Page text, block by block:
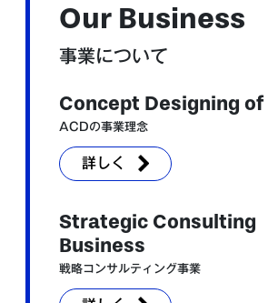
Our Business
事業について
Concept Designing of
ACDの事業理念
詳しく
Strategic Consulting
Business
戦略コンサルティング事業